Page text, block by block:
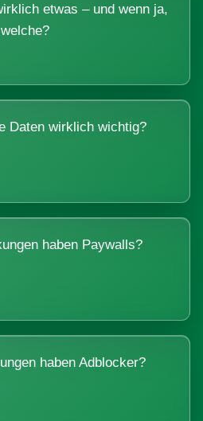
etwas – und wenn ja,
welche?
Daten wirklich wichtig?
haben Paywalls?
haben Adblocker?